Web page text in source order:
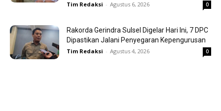
Tim Redaksi - Agustus 6, 2026 0
Rakorda Gerindra Sulsel Digelar Hari Ini, 7 DPC
Dipastikan Jalani Penyegaran Kepengurusan
Tim Redaksi - Agustus 4, 2026 0